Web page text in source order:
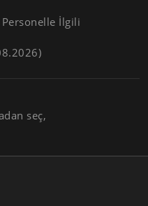
İlgili
seç,